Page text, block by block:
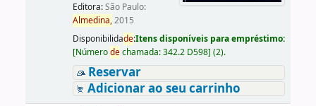
Editora:São Paulo:
Almedina,2015
Disponibilidade:Itens disponíveis para empréstimo:
[Númerodechamada:342.2 D598] (2).
Reservar
Adicionar ao seu carrinho